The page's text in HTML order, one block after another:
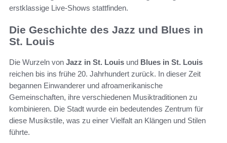
erstklassige Live-Shows stattfinden.
Die Geschichte des Jazz und Blues in
St. Louis
Die Wurzeln von Jazz in St. Louis und Blues in St. Louis
reichen bis ins frühe 20. Jahrhundert zurück. In dieser Zeit
begannen Einwanderer und afroamerikanische
Gemeinschaften, ihre verschiedenen Musiktraditionen zu
kombinieren. Die Stadt wurde ein bedeutendes Zentrum für
diese Musikstile, was zu einer Vielfalt an Klängen und Stilen
führte.